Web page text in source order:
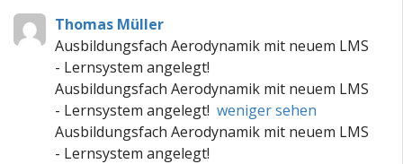
Thomas Müller
Ausbildungsfach Aerodynamik mit neuem LMS
- Lernsystem angelegt!
Ausbildungsfach Aerodynamik mit neuem LMS
- Lernsystem angelegt! weniger sehen
Ausbildungsfach Aerodynamik mit neuem LMS
- Lernsystem angelegt!